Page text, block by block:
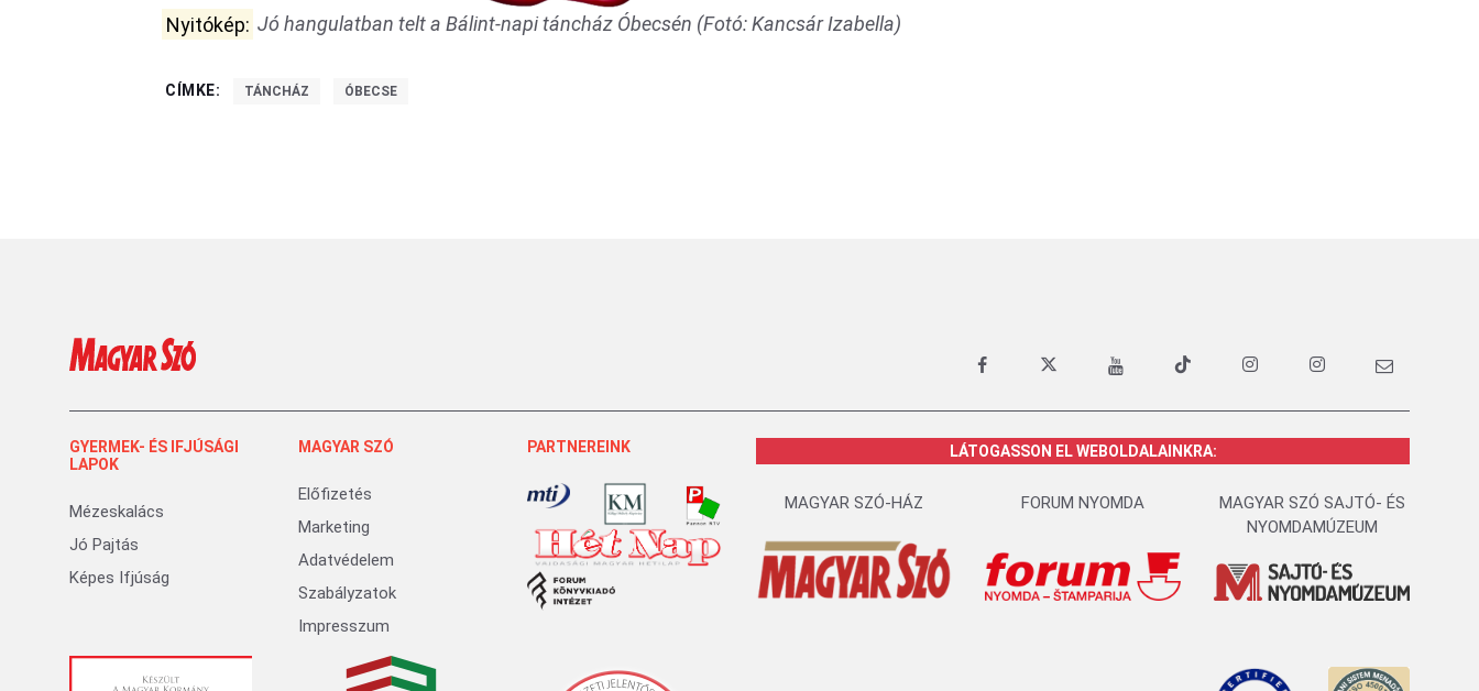
Nyitókép: Jó hangulatban telt a Bálint-napi táncház Óbecsén (Fotó: Kancsár Izabella)
CÍMKE: TÁNCHÁZ ÓBECSE
GYERMEK- ÉS IFJÚSÁGI
LAPOK
Mézeskalács
Jó Pajtás
Képes Ifjúság
MAGYAR SZÓ
Előfizetés
Marketing
Adatvédelem
Szabályzatok
Impresszum
PARTNEREINK LÁTOGASSON EL WEBOLDALAINKRA:
MAGYAR SZÓ-HÁZ FORUM NYOMDA
MAGYAR SZÓ SAJTÓ- ÉS
NYOMDAMÚZEUM